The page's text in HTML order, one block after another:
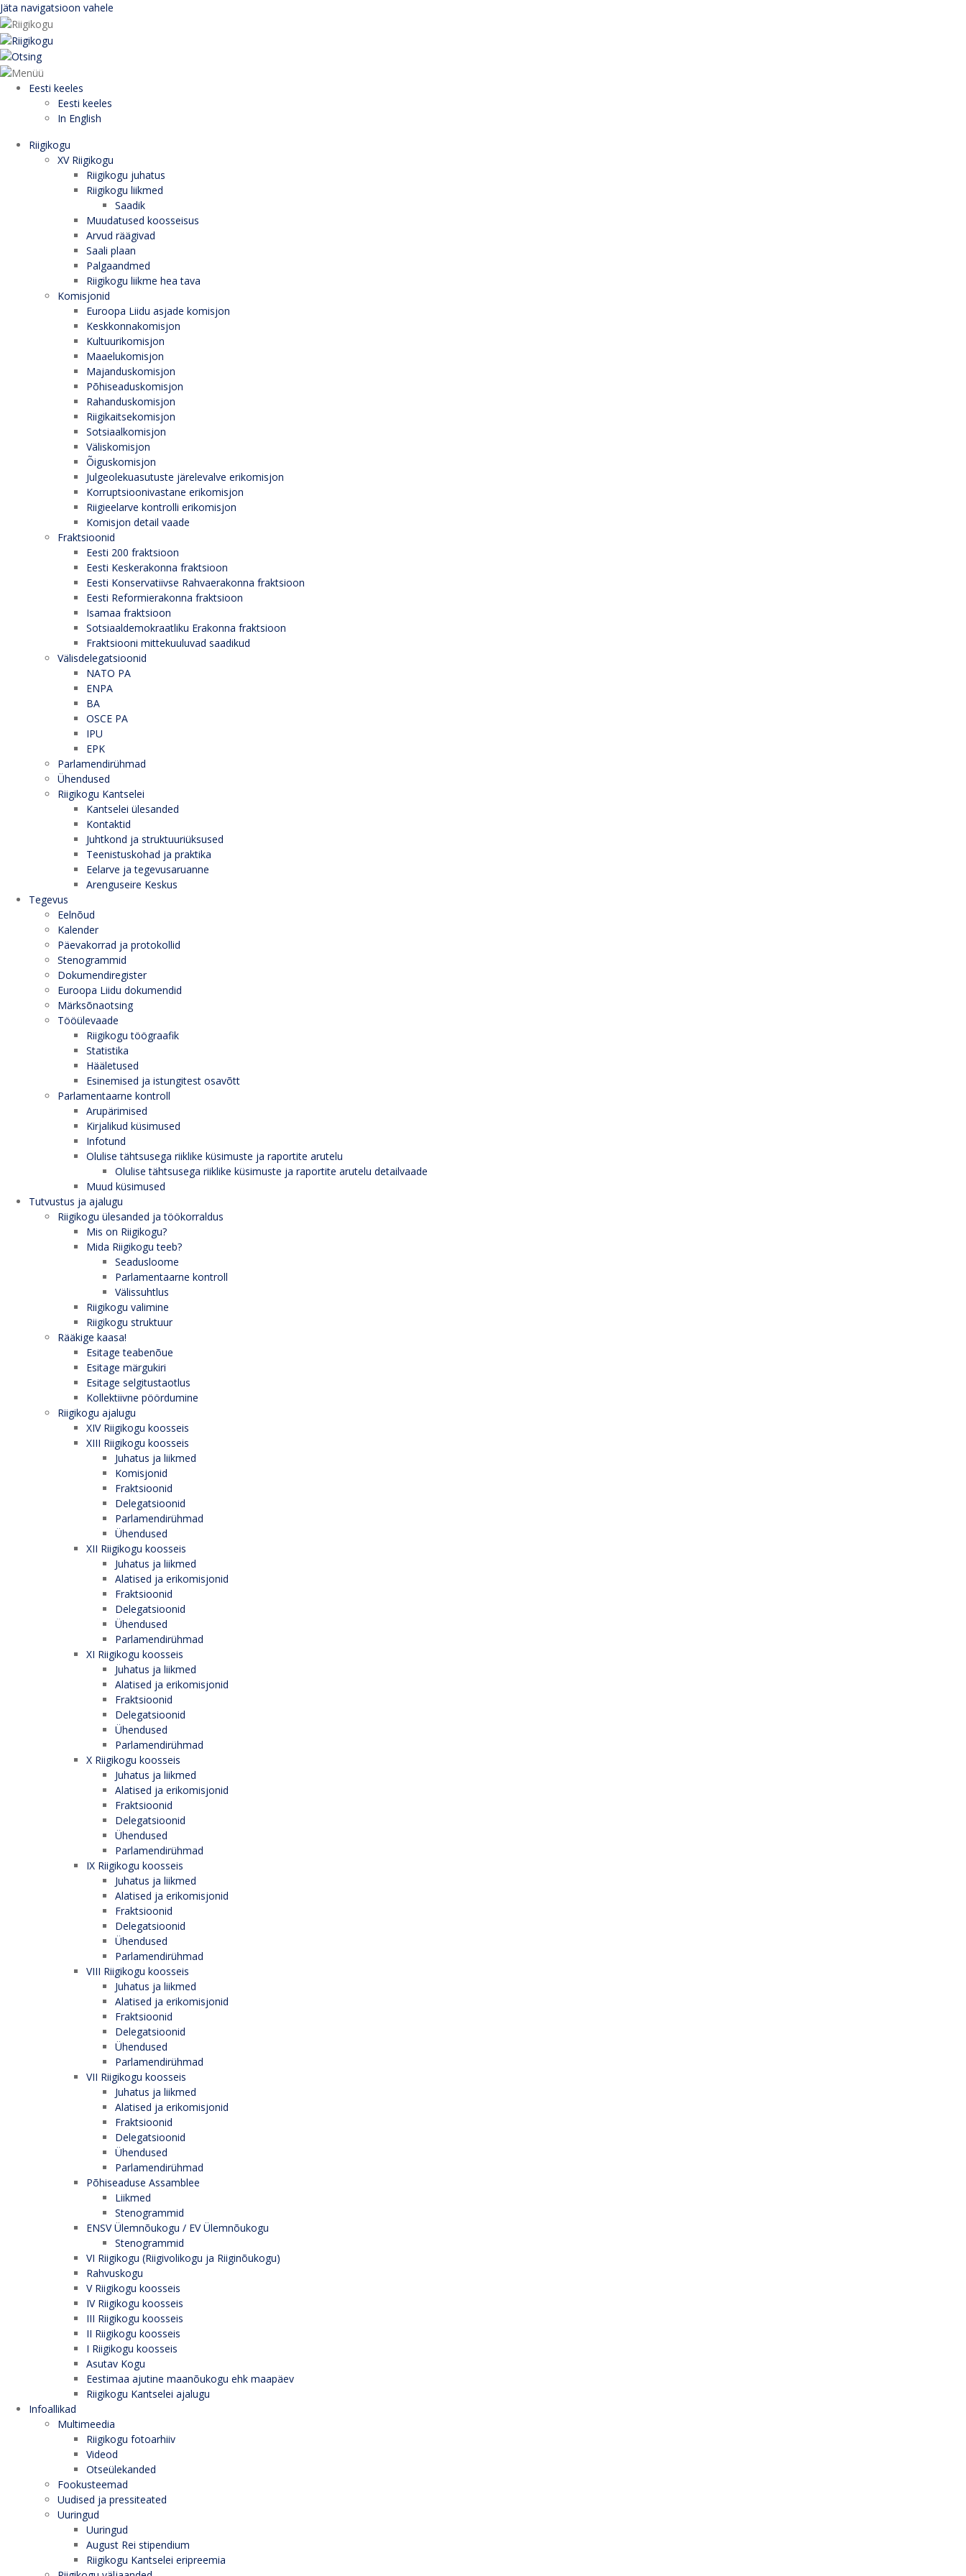
Jäta navigatsioon vahele
Eesti keeles
Eesti keeles
In English
Riigikogu
XV Riigikogu
Riigikogu juhatus
Riigikogu liikmed
Saadik
Muudatused koosseisus
Arvud räägivad
Saali plaan
Palgaandmed
Riigikogu liikme hea tava
Komisjonid
Euroopa Liidu asjade komisjon
Keskkonnakomisjon
Kultuurikomisjon
Maaelukomisjon
Majanduskomisjon
Põhiseaduskomisjon
Rahanduskomisjon
Riigikaitsekomisjon
Sotsiaalkomisjon
Väliskomisjon
Õiguskomisjon
Julgeolekuasutuste järelevalve erikomisjon
Korruptsioonivastane erikomisjon
Riigieelarve kontrolli erikomisjon
Komisjon detail vaade
Fraktsioonid
Eesti 200 fraktsioon
Eesti Keskerakonna fraktsioon
Eesti Konservatiivse Rahvaerakonna fraktsioon
Eesti Reformierakonna fraktsioon
Isamaa fraktsioon
Sotsiaaldemokraatliku Erakonna fraktsioon
Fraktsiooni mittekuuluvad saadikud
Välisdelegatsioonid
NATO PA
ENPA
BA
OSCE PA
IPU
EPK
Parlamendirühmad
Ühendused
Riigikogu Kantselei
Kantselei ülesanded
Kontaktid
Juhtkond ja struktuuriüksused
Teenistuskohad ja praktika
Eelarve ja tegevusaruanne
Arenguseire Keskus
Tegevus
Eelnõud
Kalender
Päevakorrad ja protokollid
Stenogrammid
Dokumendiregister
Euroopa Liidu dokumendid
Märksõnaotsing
Tööülevaade
Riigikogu töögraafik
Statistika
Hääletused
Esinemised ja istungitest osavõtt
Parlamentaarne kontroll
Arupärimised
Kirjalikud küsimused
Infotund
Olulise tähtsusega riiklike küsimuste ja raportite arutelu
Olulise tähtsusega riiklike küsimuste ja raportite arutelu detailvaade
Muud küsimused
Tutvustus ja ajalugu
Riigikogu ülesanded ja töökorraldus
Mis on Riigikogu?
Mida Riigikogu teeb?
Seadusloome
Parlamentaarne kontroll
Välissuhtlus
Riigikogu valimine
Riigikogu struktuur
Rääkige kaasa!
Esitage teabenõue
Esitage märgukiri
Esitage selgitustaotlus
Kollektiivne pöördumine
Riigikogu ajalugu
XIV Riigikogu koosseis
XIII Riigikogu koosseis
Juhatus ja liikmed
Komisjonid
Fraktsioonid
Delegatsioonid
Parlamendirühmad
Ühendused
XII Riigikogu koosseis
Juhatus ja liikmed
Alatised ja erikomisjonid
Fraktsioonid
Delegatsioonid
Ühendused
Parlamendirühmad
XI Riigikogu koosseis
Juhatus ja liikmed
Alatised ja erikomisjonid
Fraktsioonid
Delegatsioonid
Ühendused
Parlamendirühmad
X Riigikogu koosseis
Juhatus ja liikmed
Alatised ja erikomisjonid
Fraktsioonid
Delegatsioonid
Ühendused
Parlamendirühmad
IX Riigikogu koosseis
Juhatus ja liikmed
Alatised ja erikomisjonid
Fraktsioonid
Delegatsioonid
Ühendused
Parlamendirühmad
VIII Riigikogu koosseis
Juhatus ja liikmed
Alatised ja erikomisjonid
Fraktsioonid
Delegatsioonid
Ühendused
Parlamendirühmad
VII Riigikogu koosseis
Juhatus ja liikmed
Alatised ja erikomisjonid
Fraktsioonid
Delegatsioonid
Ühendused
Parlamendirühmad
Põhiseaduse Assamblee
Liikmed
Stenogrammid
ENSV Ülemnõukogu / EV Ülemnõukogu
Stenogrammid
VI Riigikogu (Riigivolikogu ja Riiginõukogu)
Rahvuskogu
V Riigikogu koosseis
IV Riigikogu koosseis
III Riigikogu koosseis
II Riigikogu koosseis
I Riigikogu koosseis
Asutav Kogu
Eestimaa ajutine maanõukogu ehk maapäev
Riigikogu Kantselei ajalugu
Infoallikad
Multimeedia
Riigikogu fotoarhiiv
Videod
Otseülekanded
Fookusteemad
Uudised ja pressiteated
Uuringud
Uuringud
August Rei stipendium
Riigikogu Kantselei eripreemia